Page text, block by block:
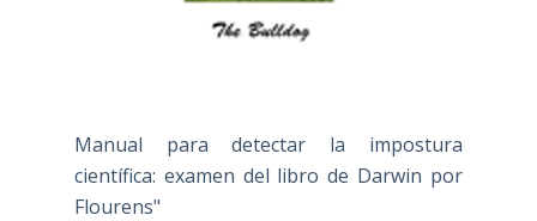
Manual para detectar la impostura
científica: examen del libro de Darwin por
Flourens"